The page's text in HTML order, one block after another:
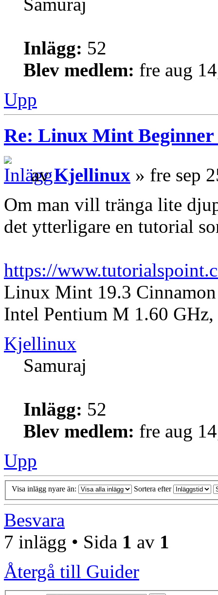
Inlägg: 52
Blev medlem: fre aug
Upp
Re: Linux Mint Beginner
avKjellinux » fre sep
Om man vill tränga lite
det ytterligare en tutorial
https://
Linux Mint 19.3
Intel Pentium M 1.60
Kjellinux
Samuraj
Inlägg: 52
Blev medlem: fre aug
Upp
Visa inlägg nyare än: Sortera efter
Besvara
7 inlägg • Sida 1 av 1
Återgå till Guider